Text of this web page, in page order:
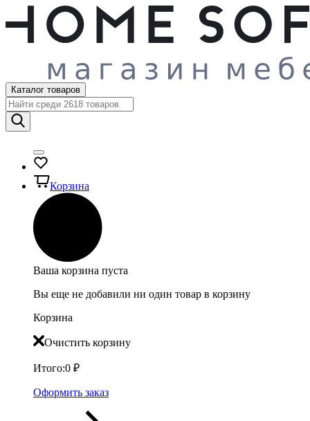
Каталог товаров
Корзина
Ваша корзина пуста
Вы еще не добавили ни один товар в корзину
Корзина
Очистить корзину
Итого:0 ₽
Оформить заказ